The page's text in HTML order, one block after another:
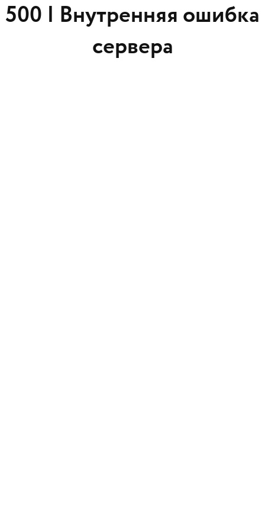
500 | Внутренняя ошибка
сервера